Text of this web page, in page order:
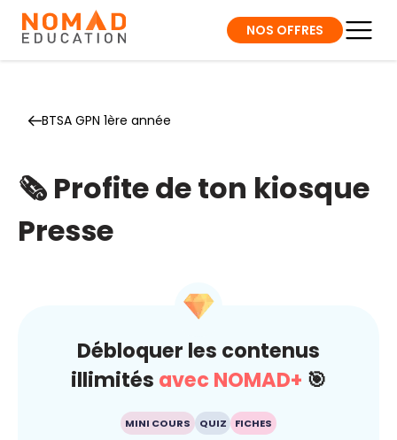
NOS OFFRES
BTSA GPN 1ère année
🗞️ Profite de ton kiosque
Presse
Débloquer les contenus
illimités avec NOMAD+ 🎯
MINI COURS QUIZ FICHES